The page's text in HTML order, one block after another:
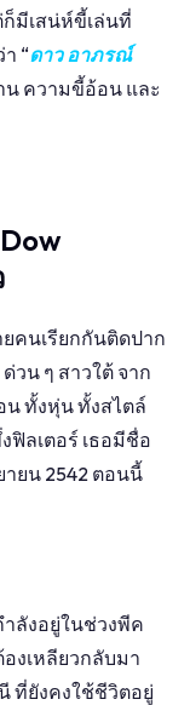
มีเสน่ห์ขี้เล่นที่
“ดาว อาภรณ์
น ความขี้อ้อน และ
คนเรียกกันติดปาก
วน ๆ สาวใต้ จาก
น ทั้งหุ่น ทั้งสไตล์
ฟิลเตอร์ เธอมีชื่อ
ายน 2542 ตอนนี้
ำลังอยู่ในช่วงพีค
งเหลียวกลับมา
ที่ยังคงใช้ชีวิตอยู่